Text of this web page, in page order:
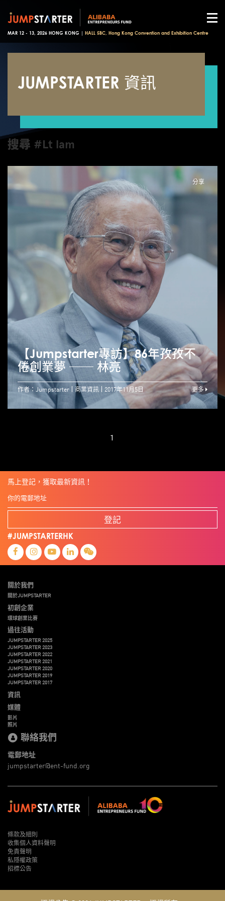
MAR 12 - 13, 2026 HONG KONG | HALL 5BC, Hong Kong Convention and Exhibition Centre
JUMPSTARTER 資訊
搜尋 #Lt lam
分享
【Jumpstarter專訪】86年孜孜不
倦創業夢 ── 林亮
作者：Jumpstarter 商業資訊 2017年11月5日 更多
1
馬上登記，獲取最新資訊！
登記
#JUMPSTARTERHK
關於我們
關於JUMPSTARTER
初創企業
環球創業比賽
過往活動
JUMPSTARTER 2025
JUMPSTARTER 2023
JUMPSTARTER 2022
JUMPSTARTER 2021
JUMPSTARTER 2020
JUMPSTARTER 2019
JUMPSTARTER 2017
資訊
媒體
影片
照片
聯絡我們
電郵地址
jumpstarter@ent-fund.org
條款及細則
收集個人資料聲明
免責聲明
私隱權政策
招標公告